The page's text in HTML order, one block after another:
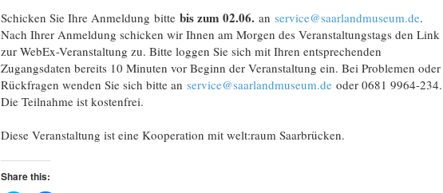
Schicken Sie Ihre Anmeldung bitte bis zum 02.06. an service@saarlandmuseum.de.
Nach Ihrer Anmeldung schicken wir Ihnen am Morgen des Veranstaltungstags den Link
zur WebEx-Veranstaltung zu. Bitte loggen Sie sich mit Ihren entsprechenden
Zugangsdaten bereits 10 Minuten vor Beginn der Veranstaltung ein. Bei Problemen oder
Rückfragen wenden Sie sich bitte an service@saarlandmuseum.deoder 0681 9964-234.
Die Teilnahme ist kostenfrei.
Diese Veranstaltung ist eine Kooperation mit welt:raum Saarbrücken.
Share this: